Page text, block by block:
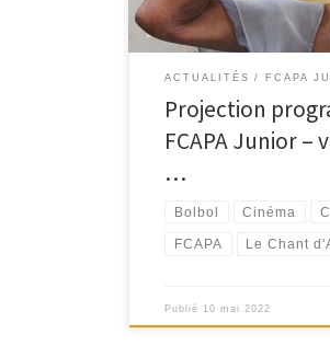
ACTUALITÉS FCAPA
Projection
FCAPA Junior –
…
Bolbol Cinéma
FCAPA Le Chant
Publié 10 mai 2022